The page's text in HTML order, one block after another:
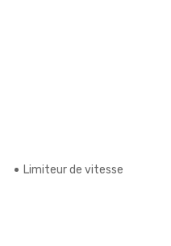
Limiteur de vitesse